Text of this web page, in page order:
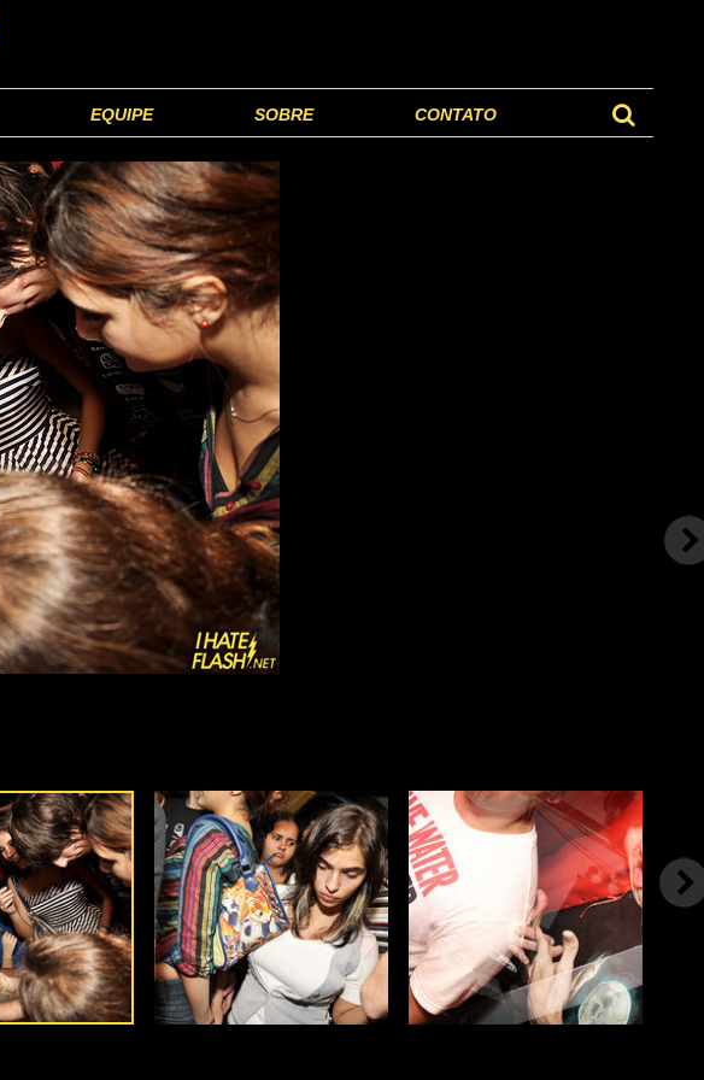
EQUIPE SOBRE CONTATO